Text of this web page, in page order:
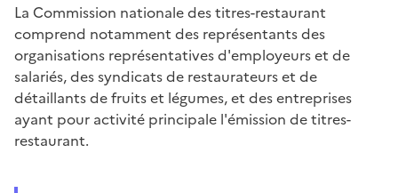
La Commission nationale des titres-restaurant
comprend notamment des représentants des
organisations représentatives d'employeurs et de
salariés, des syndicats de restaurateurs et de
détaillants de fruits et légumes, et des entreprises
ayant pour activité principale l'émission de titres-
restaurant.